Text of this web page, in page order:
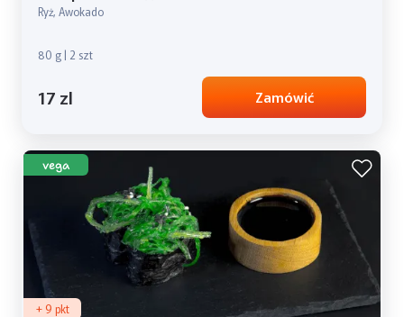
Ryż, Awokado
80 g | 2 szt
17 zl Zamówić
vega
+ 9 pkt